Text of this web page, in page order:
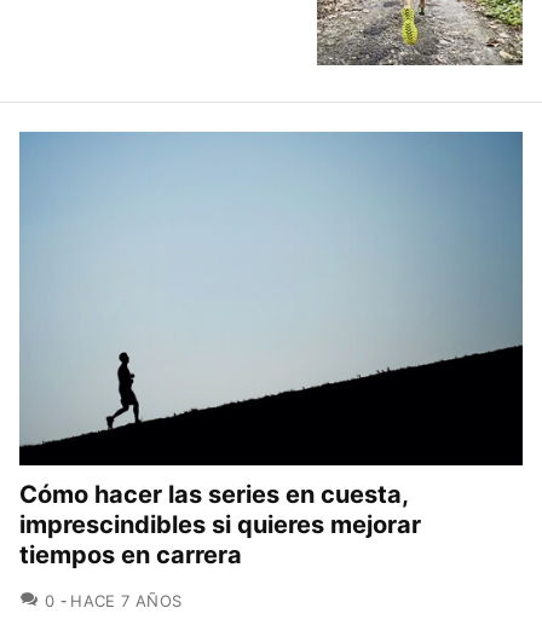
Cómo hacer las series en cuesta,
imprescindibles si quieres mejorar
tiempos en carrera
0 COMENTARIOS
HACE 7 AÑOS